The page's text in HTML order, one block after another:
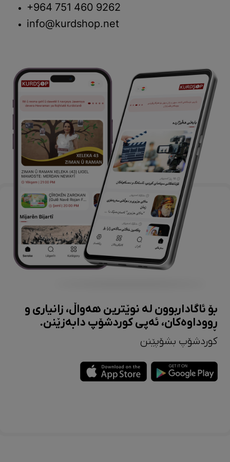
+964 751 460 9262
info@kurdshop.net
بۆ ئاگاداربوون لە نوێترین هەواڵ، زانیاری و
ڕووداوەکان، ئەپی کوردشۆپ دابەزێنن.
کوردشۆپ بشۆپێنن